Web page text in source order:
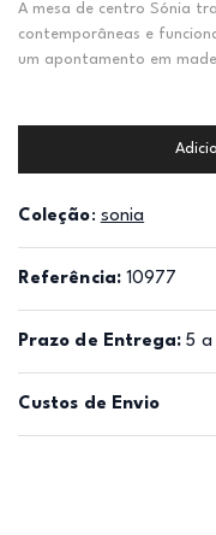
A mesa de centro Sónia
contemporâneas e
um apontamento em
Coleção: sonia
Referência: 10977
Prazo de Entrega: 5 a
Custos de Envio